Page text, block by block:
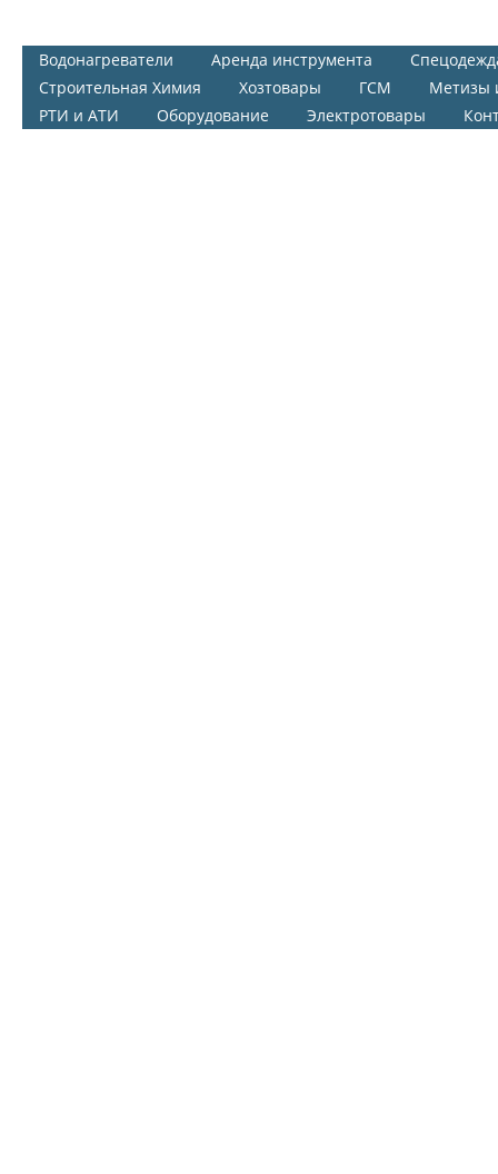
Водонагреватели Аренда инструмента
Строительная Химия
Хозтовары ГСМ
Метизы
РТИ и АТИ
Оборудование Электротовары